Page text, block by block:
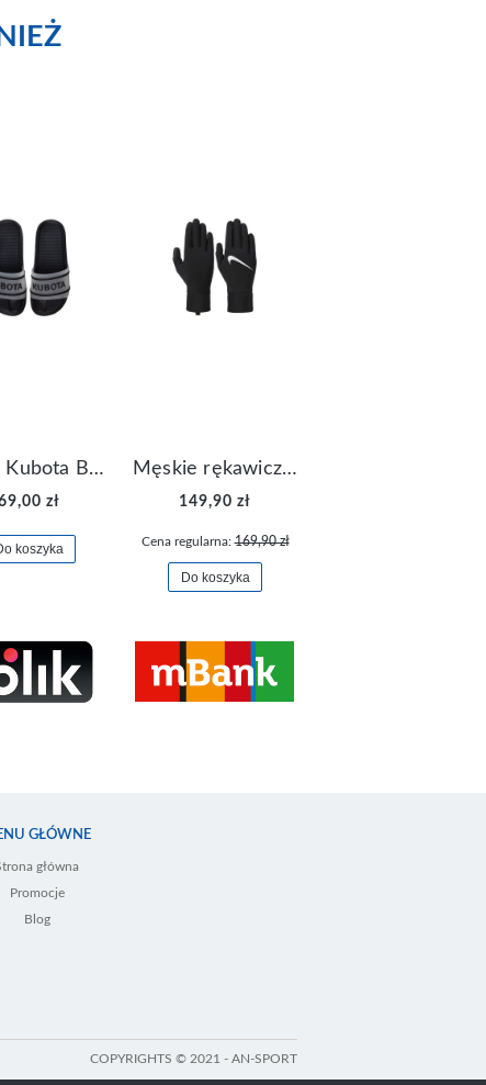
Klapki Kubota Basenowe Gel Czarne
zł
koszyka
Męskie rękawiczki Nike Dri-FIT Lightweight Gloves N.RG.M0.082
149,90 zł
Cena regularna:169,90 zł
Do koszyka
GŁÓWNE
główna
Promocje
Blog
COPYRIGHTS © 2021 - AN-SPORT